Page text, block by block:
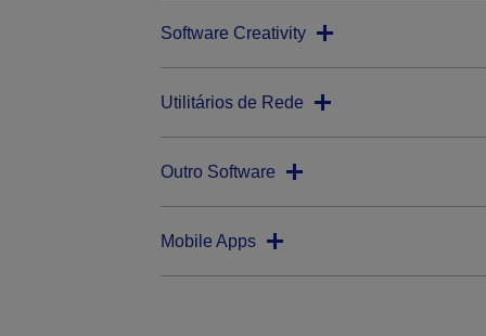
Software Creativity
Utilitários de Rede
Outro Software
Mobile Apps